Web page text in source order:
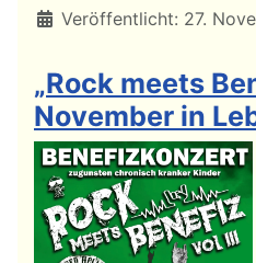
Details
Veröffentlicht: 27.
„Rock meets
November in